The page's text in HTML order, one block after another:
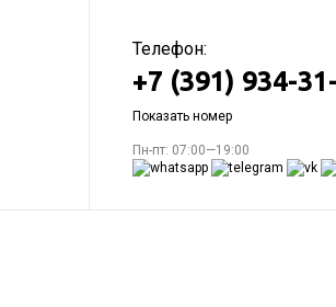
Телефон:
+7 (391) 934-31-
Показать номер
Пн-пт: 07:00—19:00